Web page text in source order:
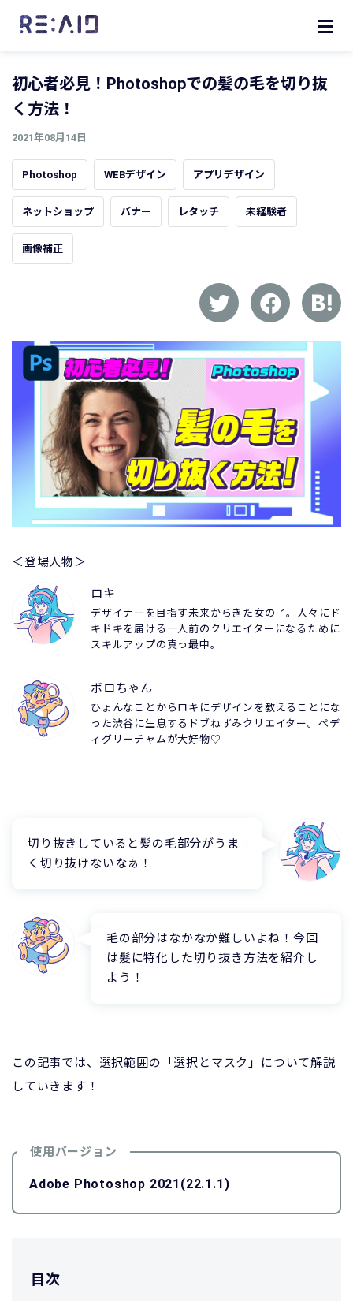
初心者必見！Photoshopでの髪の毛を切り抜
く方法！
2021年08月14日
Photoshop WEBデザイン アプリデザイン
ネットショップ バナー レタッチ 未経験者
画像補正
＜登場人物＞
ロキ
デザイナーを目指す未来からきた女の子。人々にド
キドキを届ける一人前のクリエイターになるために
スキルアップの真っ最中。
ボロちゃん
ひょんなことからロキにデザインを教えることにな
った渋谷に生息するドブねずみクリエイター。ペデ
ィグリーチャムが大好物♡
切り抜きしていると髪の毛部分がうま
く切り抜けないなぁ！
毛の部分はなかなか難しいよね！今回
は髪に特化した切り抜き方法を紹介し
よう！
この記事では、選択範囲の「選択とマスク」について解説
していきます！
使用バージョン
Adobe Photoshop 2021(22.1.1)
目次